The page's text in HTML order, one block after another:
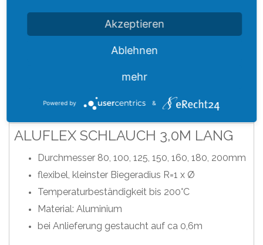
Durchmesser 80, 100, 125, 150, 160, 180, 200mm
*gilt für Lieferungen innerhalb Deutschlands, Lieferzeiten für
ALUFLEX SCHLAUCH 3,0M LANG
Durchmesser 80, 100, 125, 150, 160, 180, 200mm
flexibel, kleinster Biegeradius R=1 x Ø
Temperaturbeständigkeit bis 200°C
Material: Aluminium
bei Anlieferung gestaucht auf ca 0,6m
Akzeptieren
Ablehnen
mehr
Powered by &